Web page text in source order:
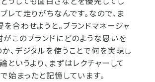
レて走りがちなんです。なので、ま
合わせようと。ブランドマネージャ
このブランドにどのような思いを
、デジタルを使うことで何を実現し
というより、まずはレクチャーして
始まったと記憶しています。